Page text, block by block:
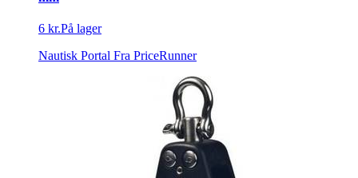
6 kr.På lager
Nautisk Portal Fra PriceRunner